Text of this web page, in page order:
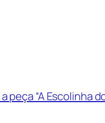
peça “A Escolinha